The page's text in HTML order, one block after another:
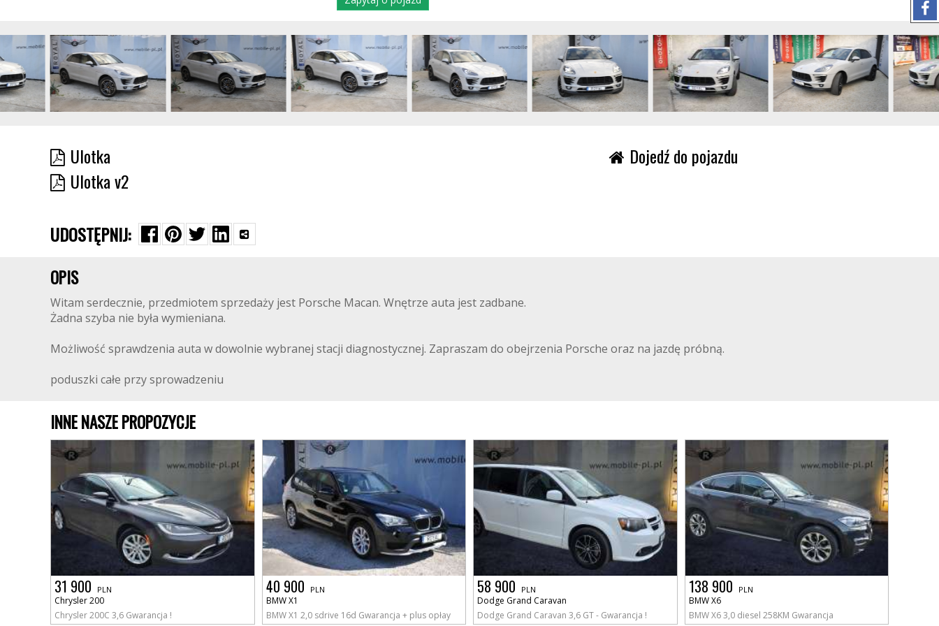
Ulotka
Ulotka v2
Dojedź do pojazdu
UDOSTĘPNIJ:
OPIS
Witam serdecznie, przedmiotem sprzedaży jest Porsche Macan. Wnętrze auta jest zadbane.
Żadna szyba nie była wymieniana.
Możliwość sprawdzenia auta w dowolnie wybranej stacji diagnostycznej. Zapraszam do obejrzenia Porsche oraz na jazdę próbną.
poduszki całe przy sprowadzeniu
INNE NASZE PROPOZYCJE
31 900 PLN
Chrysler 200
Chrysler 200C 3,6 Gwarancja !
40 900 PLN
BMW X1
BMW X1 2,0 sdrive 16d Gwarancja + plus opłay
58 900 PLN
Dodge Grand Caravan
Dodge Grand Caravan 3,6 GT - Gwarancja !
138 900 PLN
BMW X6
BMW X6 3,0 diesel 258KM Gwarancja